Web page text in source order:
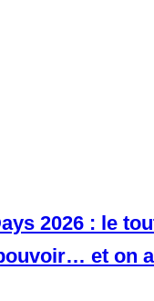
2026 : le
et on